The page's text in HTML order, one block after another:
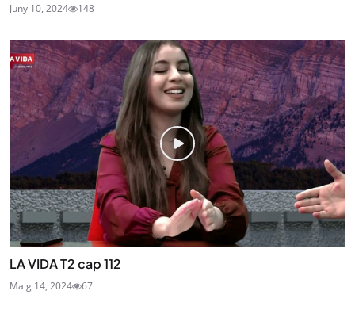
Juny 10, 2024 148
LA VIDA T2 cap 112
Maig 14, 2024 67